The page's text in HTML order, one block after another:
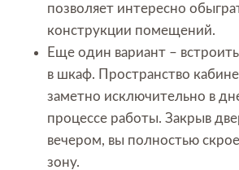
позволяет интересно
конструкции помещений.
Еще один вариант –
в шкаф. Пространство
заметно исключительно в
процессе работы. Закрыв
вечером, вы полностью
зону.